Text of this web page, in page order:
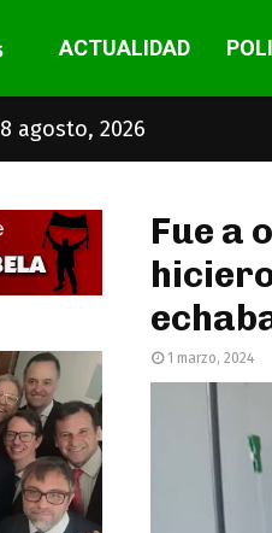
ACTUALIDAD
8 agosto, 2026
Fue a
1 marzo, 2024